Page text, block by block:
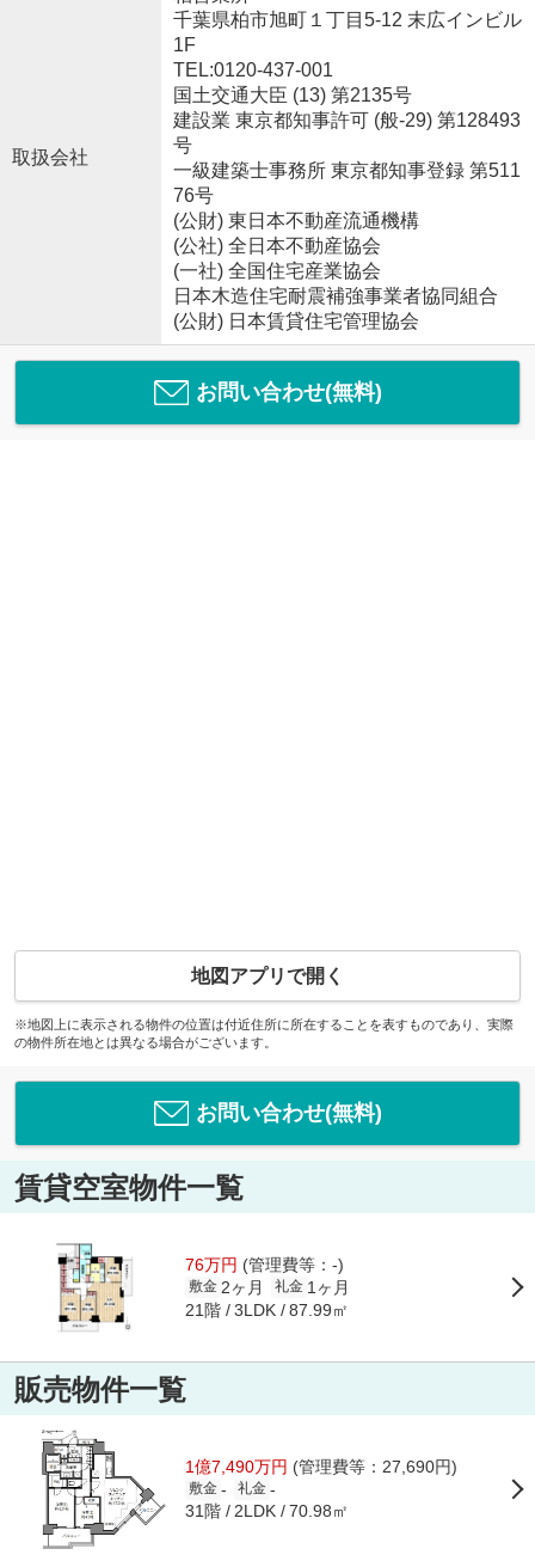
取扱会社
千葉県柏市旭町１丁目5-12 末広インビル
1F
TEL:0120-437-001
国土交通大臣 (13) 第2135号
建設業 東京都知事許可 (般-29) 第128493
号
一級建築士事務所 東京都知事登録 第511
76号
(公財) 東日本不動産流通機構
(公社) 全日本不動産協会
(一社) 全国住宅産業協会
日本木造住宅耐震補強事業者協同組合
(公財) 日本賃貸住宅管理協会
お問い合わせ(無料)
地図アプリで開く
※地図上に表示される物件の位置は付近住所に所在することを表すものであり、実際
の物件所在地とは異なる場合がございます。
お問い合わせ(無料)
賃貸空室物件一覧
76万円 (管理費等：-)
敷金 2ヶ月 礼金 1ヶ月
21階 3LDK 87.99㎡
販売物件一覧
1億7,490万円 (管理費等：27,690円)
敷金 - 礼金 -
31階 2LDK 70.98㎡